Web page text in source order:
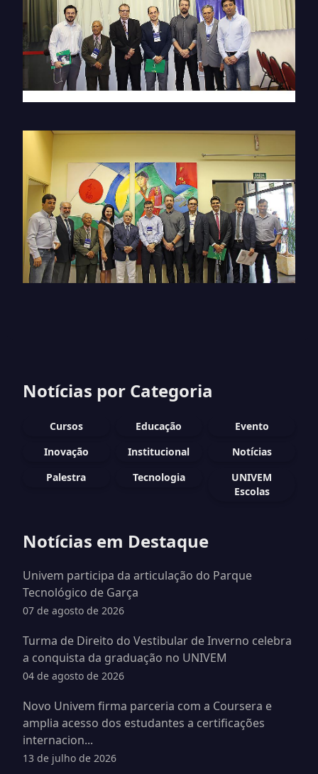
Notícias por Categoria
Cursos Educação
Evento
Inovação
Institucional
Notícias
Palestra
Tecnologia
UNIVEM
Escolas
Notícias em Destaque
Univem participa da articulação do Parque
Tecnológico de Garça
07 de agosto de 2026
Turma de Direito do Vestibular de Inverno celebra
a conquista da graduação no UNIVEM
04 de agosto de 2026
Novo Univem firma parceria com a Coursera e
amplia acesso dos estudantes a certificações
internacion...
13 de julho de 2026